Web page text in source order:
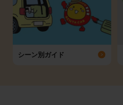
シーン別ガイド